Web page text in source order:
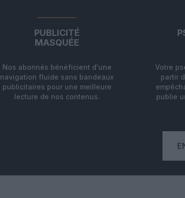
PUBLICITÉ
MASQUÉE
Nos abonnés bénéficient d'une
navigation fluide sans bandeaux
publicitaires pour une meilleure
lecture de nos contenus.
Votre
partir
publie